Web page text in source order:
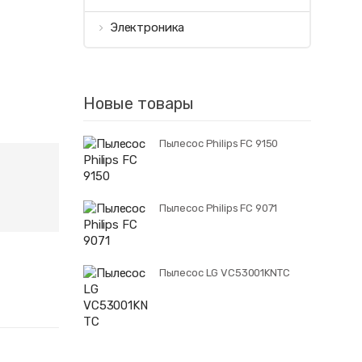
Электроника
Новые товары
Пылесос Philips FC 9150
Пылесос Philips FC 9071
Пылесос LG VC53001KNTC